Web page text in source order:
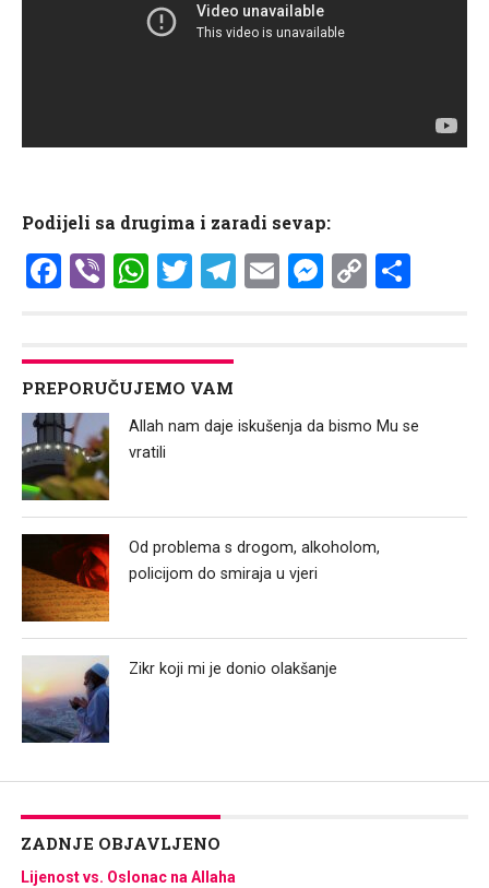
Podijeli sa drugima i zaradi sevap:
Facebook
ViberWhatsApp
Twitter
Telegram
EmailCopy
PREPORUČUJEMO VAM
Allah nam daje iskušenja da bismo Mu se
vratili
Od problema s drogom, alkoholom,
policijom do smiraja u vjeri
Zikr koji mi je donio olakšanje
ZADNJE OBJAVLJENO
Lijenost vs. Oslonac na Allaha